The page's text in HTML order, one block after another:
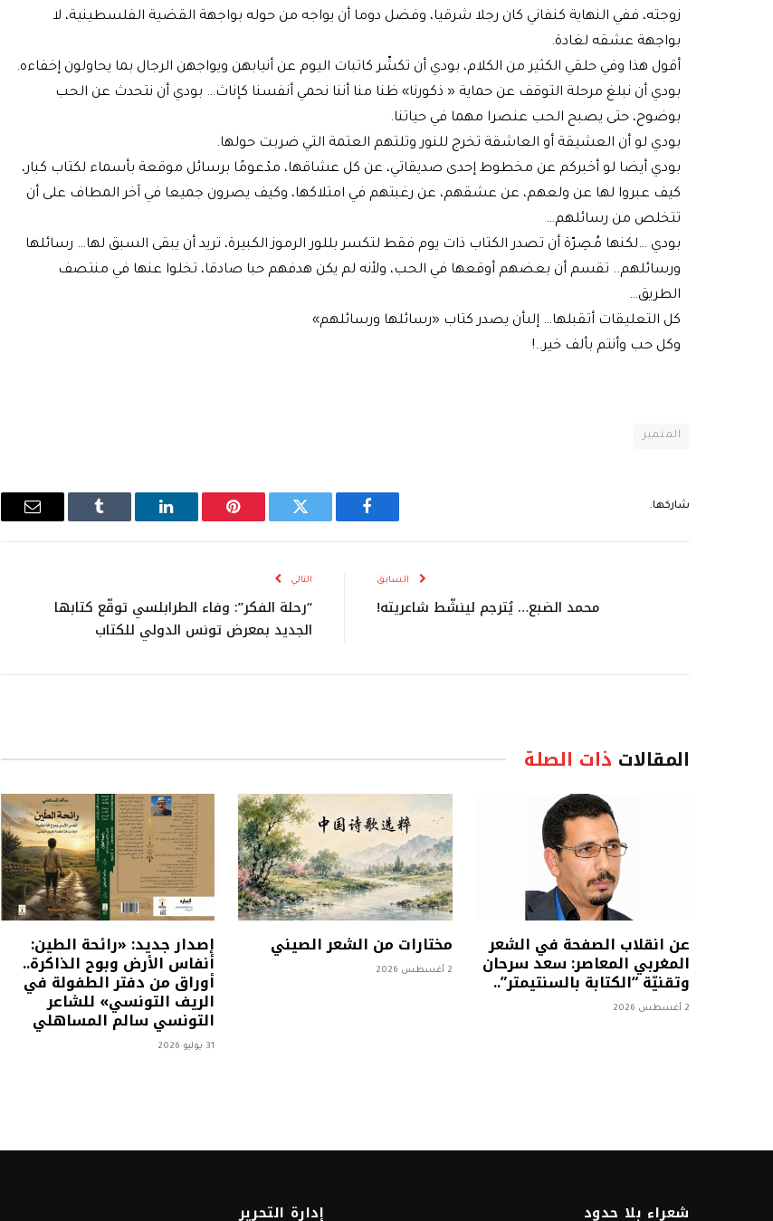
زوجته، ففي النهاية كنفاني كان رجلا شرقيا، وفضل دوما أن يواجه من حوله بواجهة القضية الفلسطينية، لا
بواجهة عشقه لغادة.
أقول هذا وفي حلقي الكثير من الكلام، بودي أن تكشّر كاتبات اليوم عن أنيابهن ويواجهن الرجال بما يحاولون إخفاءه.
بودي أن نبلغ مرحلة التوقف عن حماية « ذكورنا» ظنا منا أننا نحمي أنفسنا كإناث… بودي أن نتحدث عن الحب
بوضوح، حتى يصبح الحب عنصرا مهما في حياتنا.
بودي لو أن العشيقة أو العاشقة تخرج للنور وتلتهم العتمة التي ضربت حولها.
بودي أيضا لو أخبركم عن مخطوط إحدى صديقاتي، عن كل عشاقها، مدْعومًا برسائل موقعة بأسماء لكتاب كبار،
كيف عبروا لها عن ولعهم، عن عشقهم، عن رغبتهم في امتلاكها، وكيف يصرون جميعا في آخر المطاف على أن
تتخلص من رسائلهم…
بودي …لكنها مُصِرّة أن تصدر الكتاب ذات يوم فقط لتكسر بللور الرموز الكبيرة، تريد أن يبقى السبق لها… رسائلها
ورسائلهم.. تقسم أن بعضهم أوقعها في الحب، ولأنه لم يكن هدفهم حبا صادقا، تخلوا عنها في منتصف
الطريق…
كل التعليقات أتقبلها… إلىأن يصدر كتاب «رسائلها ورسائلهم»
وكل حب وأنتم بألف خير..!
المتميز
شاركها.
فيسبوك تويتر بينتيريستلينكدإن Tumblr
البريد
السابق
محمد الضبع… يُترجم لينشّط شاعريته!
التالي
“رحلة الفكر”: وفاء الطرابلسي توقّع كتابها
الجديد بمعرض تونس الدولي للكتاب
المقالات ذات الصلة
عن انقلاب الصفحة في الشعر
المغربي المعاصر: سعد سرحان
وتقنيّة “الكتابة بالسنتيمتر”..
2 أغسطس 2026
مختارات من الشعر الصيني
2 أغسطس 2026
إصدار جديد: «رائحة الطين:
أنفاس الأرض وبوح الذاكرة..
أوراق من دفتر الطفولة في
الريف التونسي» للشاعر
التونسي سالم المساهلي
31 يوليو 2026
شعراء بلا حدود إدارة التحرير